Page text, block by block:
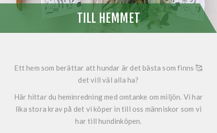
TILL HEMMET
Ett hem som berättar att hundar är det bästa som finns 🥰
det vill väl alla ha?
Här hittar du heminredning med omtanke om miljön. Vi har
lika stora krav på det vi köper in till oss människor som vi
har till hundinköpen.